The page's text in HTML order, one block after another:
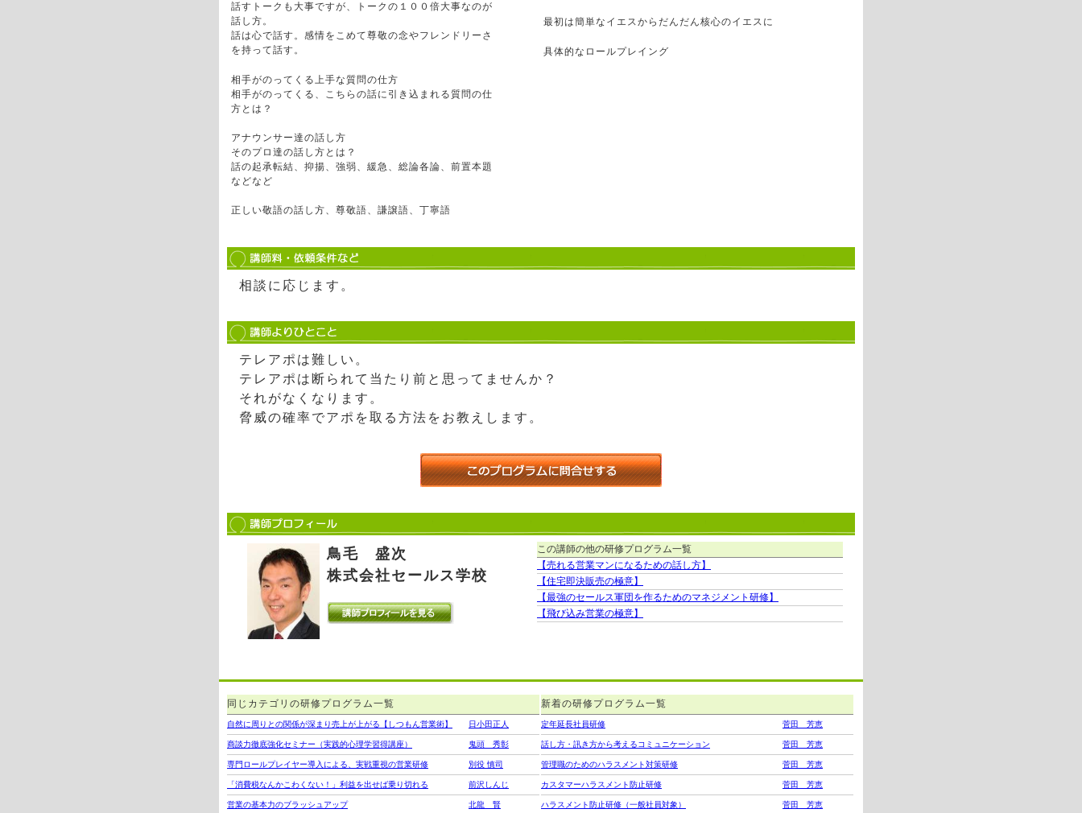
話すトークも大事ですが、トークの１００倍大事なのが
話し方。
話は心で話す。感情をこめて尊敬の念やフレンドリーさ
を持って話す。
相手がのってくる上手な質問の仕方
相手がのってくる、こちらの話に引き込まれる質問の仕
方とは？
アナウンサー達の話し方
そのプロ達の話し方とは？
話の起承転結、抑揚、強弱、緩急、総論各論、前置本題
などなど
正しい敬語の話し方、尊敬語、謙譲語、丁寧語
最初は簡単なイエスからだんだん核心のイエスに
具体的なロールプレイング
相談に応じます。
テレアポは難しい。
テレアポは断られて当たり前と思ってませんか？
それがなくなります。
脅威の確率でアポを取る方法をお教えします。
鳥毛 盛次
株式会社セールス学校
この講師の他の研修プログラム一覧
【売れる営業マンになるための話し方】
【住宅即決販売の極意】
【最強のセールス軍団を作るためのマネジメント研修】
【飛び込み営業の極意】
同じカテゴリの研修プログラム一覧
自然に周りとの関係が深まり売上が上がる【しつもん営業術】 日小田正人
商談力徹底強化セミナー（実践的心理学習得講座） 鬼頭 秀彰
専門ロールプレイヤー導入による、実戦重視の営業研修 別役 慎司
「消費税なんかこわくない！」利益を出せば乗り切れる 前沢しんじ
営業の基本力のブラッシュアップ 北龍 賢
新着の研修プログラム一覧
定年延長社員研修 菅田 芳恵
話し方・訊き方から考えるコミュニケーション 菅田 芳恵
管理職のためのハラスメント対策研修 菅田 芳恵
カスタマーハラスメント防止研修 菅田 芳恵
ハラスメント防止研修（一般社員対象） 菅田 芳恵